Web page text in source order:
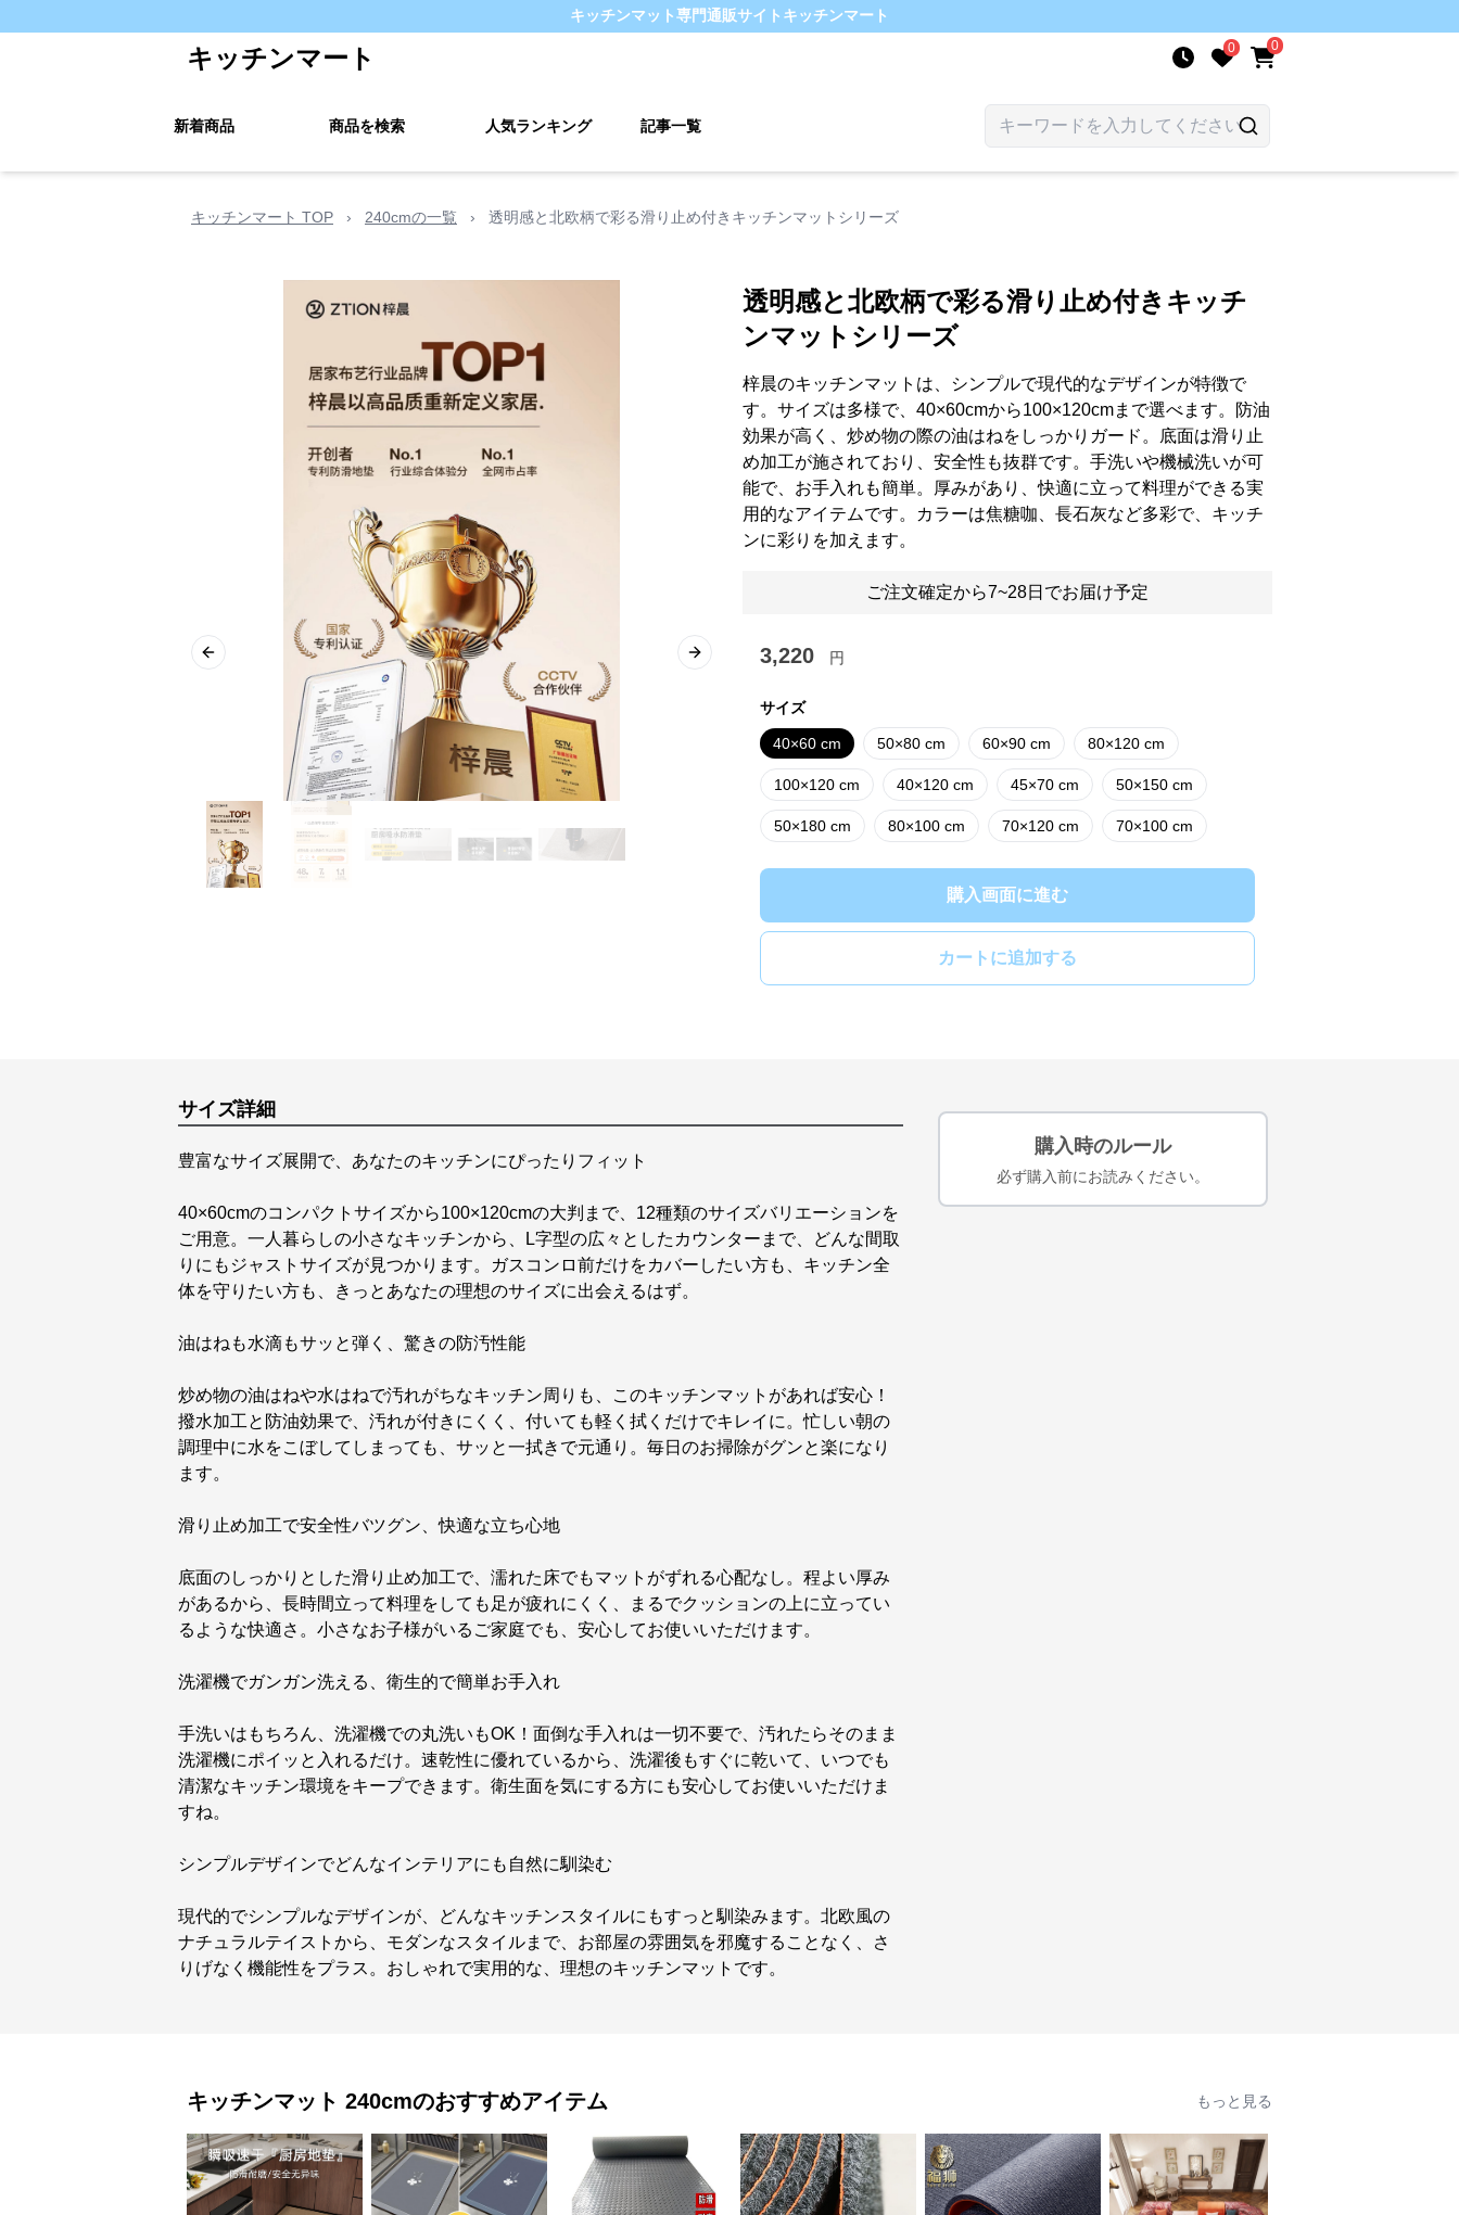
キッチンマット専門通販サイト キッチンマート
キッチンマート 0 0
新着商品 商品を検索 人気ランキング 記事一覧
キッチンマート TOP › 240cmの一覧 › 透明感と北欧柄で彩る滑り止め付きキッチンマットシリーズ
Previous slide Next slide
透明感と北欧柄で彩る滑り止め付きキッチ
ンマットシリーズ
梓晨のキッチンマットは、シンプルで現代的なデザインが特徴で
す。サイズは多様で、40×60cmから100×120cmまで選べます。防油
効果が高く、炒め物の際の油はねをしっかりガード。底面は滑り止
め加工が施されており、安全性も抜群です。手洗いや機械洗いが可
能で、お手入れも簡単。厚みがあり、快適に立って料理ができる実
用的なアイテムです。カラーは焦糖咖、長石灰など多彩で、キッチ
ンに彩りを加えます。
ご注文確定から7~28日でお届け予定
3,220 円
サイズ
40×60 cm 50×80 cm 60×90 cm 80×120 cm
100×120 cm 40×120 cm 45×70 cm 50×150 cm
50×180 cm 80×100 cm 70×120 cm 70×100 cm
購入画面に進む
カートに追加する
サイズ詳細
豊富なサイズ展開で、あなたのキッチンにぴったりフィット
40×60cmのコンパクトサイズから100×120cmの大判まで、12種類のサイズバリエーションを
ご用意。一人暮らしの小さなキッチンから、L字型の広々としたカウンターまで、どんな間取
りにもジャストサイズが見つかります。ガスコンロ前だけをカバーしたい方も、キッチン全
体を守りたい方も、きっとあなたの理想のサイズに出会えるはず。
油はねも水滴もサッと弾く、驚きの防汚性能
炒め物の油はねや水はねで汚れがちなキッチン周りも、このキッチンマットがあれば安心！
撥水加工と防油効果で、汚れが付きにくく、付いても軽く拭くだけでキレイに。忙しい朝の
調理中に水をこぼしてしまっても、サッと一拭きで元通り。毎日のお掃除がグンと楽になり
ます。
滑り止め加工で安全性バツグン、快適な立ち心地
底面のしっかりとした滑り止め加工で、濡れた床でもマットがずれる心配なし。程よい厚み
があるから、長時間立って料理をしても足が疲れにくく、まるでクッションの上に立ってい
るような快適さ。小さなお子様がいるご家庭でも、安心してお使いいただけます。
洗濯機でガンガン洗える、衛生的で簡単お手入れ
手洗いはもちろん、洗濯機での丸洗いもOK！面倒な手入れは一切不要で、汚れたらそのまま
洗濯機にポイッと入れるだけ。速乾性に優れているから、洗濯後もすぐに乾いて、いつでも
清潔なキッチン環境をキープできます。衛生面を気にする方にも安心してお使いいただけま
すね。
シンプルデザインでどんなインテリアにも自然に馴染む
現代的でシンプルなデザインが、どんなキッチンスタイルにもすっと馴染みます。北欧風の
ナチュラルテイストから、モダンなスタイルまで、お部屋の雰囲気を邪魔することなく、さ
りげなく機能性をプラス。おしゃれで実用的な、理想のキッチンマットです。
購入時のルール
必ず購入前にお読みください。
キッチンマット 240cmのおすすめアイテム もっと見る